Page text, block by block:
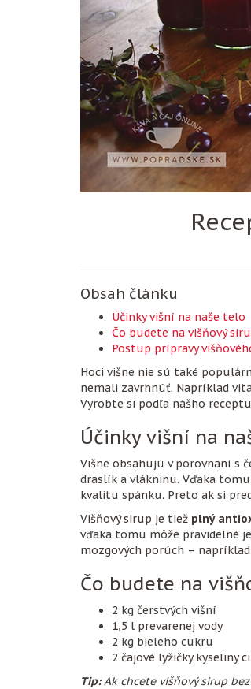
Obsah článku
Účinky višní na naše telo
Čo budete na višňový
Postup prípravy
Hoci višne nie sú také
nemali zavrhnúť. Napríklad
Vyrobte si podľa nášho
Účinky višní na
Višne obsahujú v porovnaní s
draslík a vlákninu. Vďaka
kvalitu spánku. Preto ak si
Višňový sirup je tiež plný
vďaka tomu môže pravidelné
mozgových porúch –
Čo budete na
2 kg čerstvých višní
1,5 l prevarenej vody
2 kg bieleho cukru
2 čajové lyžičky kyseliny
Tip:Ak chcete višňový sirup